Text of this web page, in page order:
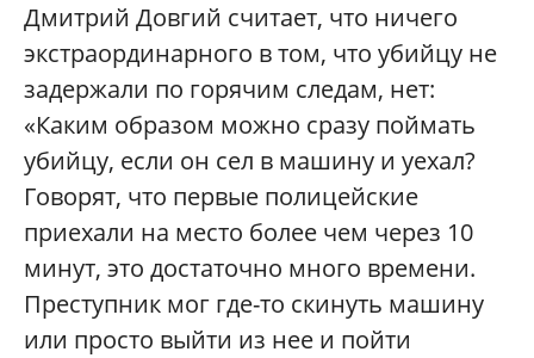
Дмитрий Довгий считает, что ничего
экстраординарного в том, что убийцу не
задержали по горячим следам, нет:
«Каким образом можно сразу поймать
убийцу, если он сел в машину и уехал?
Говорят, что первые полицейские
приехали на место более чем через 10
минут, это достаточно много времени.
Преступник мог где-то скинуть машину
или просто выйти из нее и пойти